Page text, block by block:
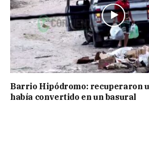
Barrio Hipódromo: recuperaron
había convertido en un basural